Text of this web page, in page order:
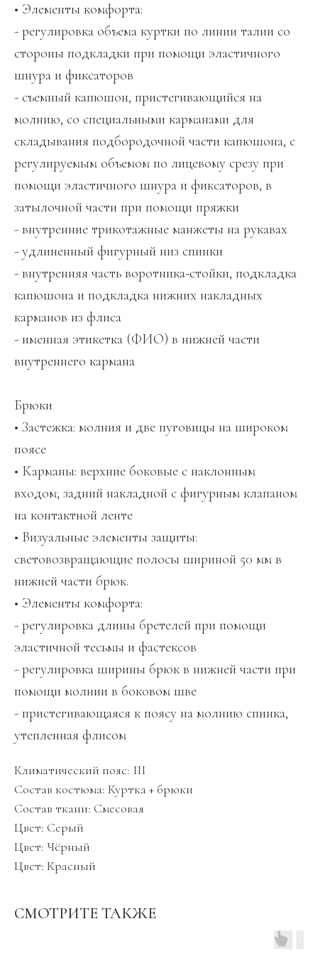
• Элементы комфорта:
- регулировка объема куртки по линии талии со
стороны подкладки при помощи эластичного
шнура и фиксаторов
- съемный капюшон, пристегивающийся на
молнию, со специальными карманами для
складывания подбородочной части капюшона, с
регулируемым объемом по лицевому срезу при
помощи эластичного шнура и фиксаторов, в
затылочной части при помощи пряжки
- внутренние трикотажные манжеты на рукавах
- удлиненный фигурный низ спинки
- внутренняя часть воротника-стойки, подкладка
капюшона и подкладка нижних накладных
карманов из флиса
- именная этикетка (ФИО) в нижней части
внутреннего кармана
Брюки
• Застежка: молния и две пуговицы на широком
поясе
• Карманы: верхние боковые с наклонным
входом; задний накладной с фигурным клапаном
на контактной ленте
• Визуальные элементы защиты:
световозвращающие полосы шириной 50 мм в
нижней части брюк.
• Элементы комфорта:
- регулировка длины бретелей при помощи
эластичной тесьмы и фастексов
- регулировка ширины брюк в нижней части при
помощи молнии в боковом шве
- пристегивающаяся к поясу на молнию спинка,
утепленная флисом
Климатический пояс: III
Состав костюма: Куртка + брюки
Состав ткани: Смесовая
Цвет: Серый
Цвет: Чёрный
Цвет: Красный
СМОТРИТЕ ТАКЖЕ